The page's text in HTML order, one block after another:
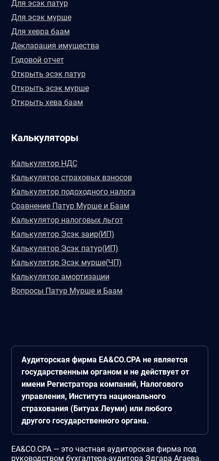
Для эсэк патур
Для эсэк мурше
Для хевра баам
Декларация имущества
Годовой отчет
Открыть эсэк патур
Открыть эсэк мурше
Открыть хева баам
Калькуляторы
Калькулятор НДС
Калькулятор страховых взносов
Калькулятор подоходного налога
Сравнение Патур Мурше и Баам
Калькулятор налоговых льгот
Калькулятор Эсэк заир(ИП)
Калькулятор Эсэк патур(ИП)
Калькулятор Эсэк мурше(ЧП)
Калькулятор амортизации
Вопросы Патур Мурше и Баам
Аудиторская фирма EA&CO.CPA не является
государственным органом и не действует от
имени Регистратора компаний, Налогового
управления, Института национального
страхования (Битуах Леуми) или любого
другого государственного органа.
EA&CO.CPA — это частная аудиторская фирма под
руководством бухгалтера-аудитора Эдгара Агаева.